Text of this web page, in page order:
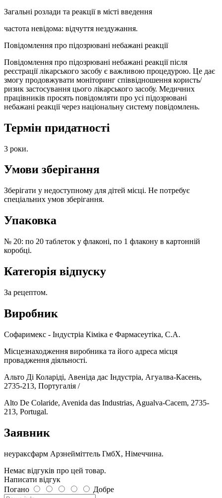
Загальні розлади та реакції в місті введення
частота невідома: відчуття нездужання.
Повідомлення про підозрювані небажані реакції
Повідомлення про підозрювані небажані реакції після
реєстрації лікарського засобу є важливою процедурою. Це дає
змогу продовжувати моніторинг співвідношення користь/
ризик застосування цього лікарського засобу. Медичних
працівників просять повідомляти про усі підозрювані
небажані реакції через національну систему повідомлень.
Термін придатності
3 роки.
Умови зберігання
Зберігати у недоступному для дітей місці. Не потребує
спеціальних умов зберігання.
Упаковка
№ 20: по 20 таблеток у флаконі, по 1 флакону в картонній
коробці.
Категорія відпуску
За рецептом.
Виробник
Софаримекс - Індустріа Кіміка е Фармасеутіка, С.А.
Місцезнаходження виробника та його адреса місця
провадження діяльності.
Альто Ді Коларіді, Авеніда дас Індустріа, Агуалва-Касень,
2735-213, Португалія /
Alto De Colaride, Avenida das Industrias, Agualva-Cacem, 2735-
213, Portugal.
Заявник
неураксфарм Арзнейміттель ГмбХ, Німеччина.
Немає відгуків про цей товар.
Написати відгук
Погано
Добре